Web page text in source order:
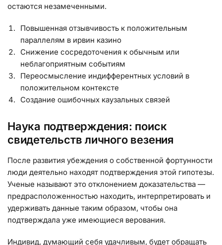
остаются незамеченными.
Повышенная отзывчивость к положительным
параллелям в ирвин казино
Снижение сосредоточения к обычным или
неблагоприятным событиям
Переосмысление индифферентных условий в
положительном контексте
Создание ошибочных каузальных связей
Наука подтверждения: поиск
свидетельств личного везения
После развития убеждения о собственной фортунности
люди деятельно находят подтверждения этой гипотезы.
Ученые называют это отклонением доказательства —
предрасположенностью находить, интерпретировать и
удерживать данные таким образом, чтобы она
подтверждала уже имеющиеся верования.
Индивид, думающий себя удачливым, будет обращать